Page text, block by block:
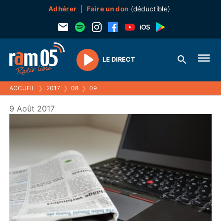
Adhérer Faire un don (déductible)
Play
LE DIRECT
ACCUEIL ❯ 2017 ❯ 08 ❯ 09
9 Août 2017